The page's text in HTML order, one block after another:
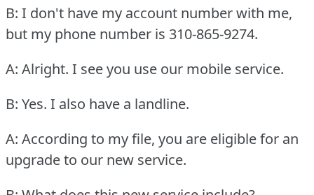
B: I don't have my account number with me,
but my phone number is 310-865-9274.
A: Alright. I see you use our mobile service.
B: Yes. I also have a landline.
A: According to my file, you are eligible for an
upgrade to our new service.